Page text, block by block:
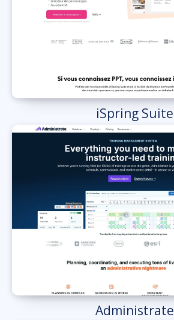
iSpring Suite
Administrate